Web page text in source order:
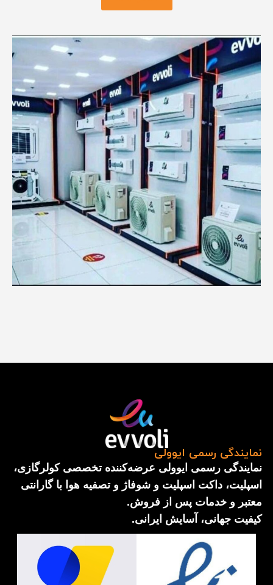
نمایندگی رسمی ایوولی
نمایندگی رسمی ایوولی عرضه‌کننده تخصصی کولرگازی،
اسپلیت، داکت اسپلیت و شوفاژ و تصفیه هوا با گارانتی
معتبر و خدمات پس از فروش.
کیفیت جهانی، آسایش ایرانی.